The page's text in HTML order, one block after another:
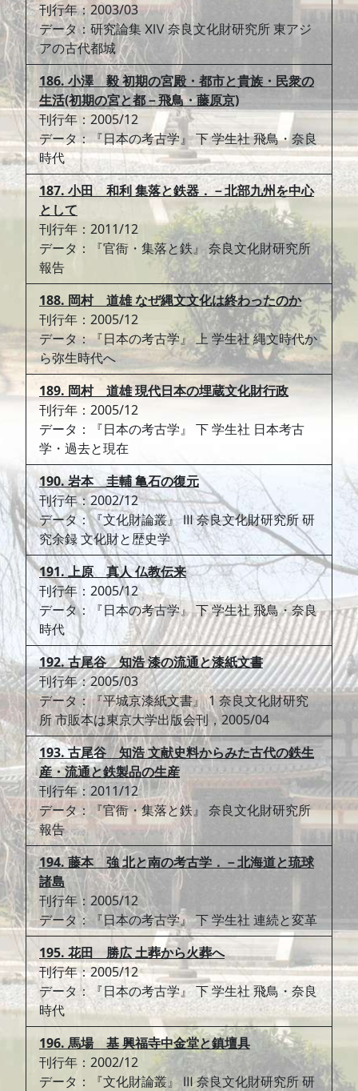
刊行年：2003/03
データ：研究論集 ⅩⅣ 奈良文化財研究所 東アジ
アの古代都城
186. 小澤 毅 初期の宮殿・都市と貴族・民衆の
生活(初期の宮と都－飛鳥・藤原京)
刊行年：2005/12
データ：『日本の考古学』 下 学生社 飛鳥・奈良
時代
187. 小田 和利 集落と鉄器．－北部九州を中心
として
刊行年：2011/12
データ：『官衙・集落と鉄』 奈良文化財研究所
報告
188. 岡村 道雄 なぜ縄文文化は終わったのか
刊行年：2005/12
データ：『日本の考古学』 上 学生社 縄文時代か
ら弥生時代へ
189. 岡村 道雄 現代日本の埋蔵文化財行政
刊行年：2005/12
データ：『日本の考古学』 下 学生社 日本考古
学・過去と現在
190. 岩本 圭輔 亀石の復元
刊行年：2002/12
データ：『文化財論叢』 Ⅲ 奈良文化財研究所 研
究余録 文化財と歴史学
191. 上原 真人 仏教伝来
刊行年：2005/12
データ：『日本の考古学』 下 学生社 飛鳥・奈良
時代
192. 古尾谷 知浩 漆の流通と漆紙文書
刊行年：2005/03
データ：『平城京漆紙文書』 1 奈良文化財研究
所 市販本は東京大学出版会刊，2005/04
193. 古尾谷 知浩 文献史料からみた古代の鉄生
産・流通と鉄製品の生産
刊行年：2011/12
データ：『官衙・集落と鉄』 奈良文化財研究所
報告
194. 藤本 強 北と南の考古学．－北海道と琉球
諸島
刊行年：2005/12
データ：『日本の考古学』 下 学生社 連続と変革
195. 花田 勝広 土葬から火葬へ
刊行年：2005/12
データ：『日本の考古学』 下 学生社 飛鳥・奈良
時代
196. 馬場 基 興福寺中金堂と鎮壇具
刊行年：2002/12
データ：『文化財論叢』 Ⅲ 奈良文化財研究所 研